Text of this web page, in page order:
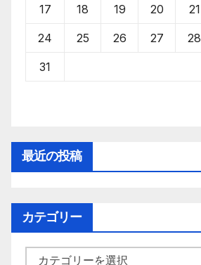
17 18 19 20 21
24 25 26 27 28
31
最近の投稿
カテゴリー